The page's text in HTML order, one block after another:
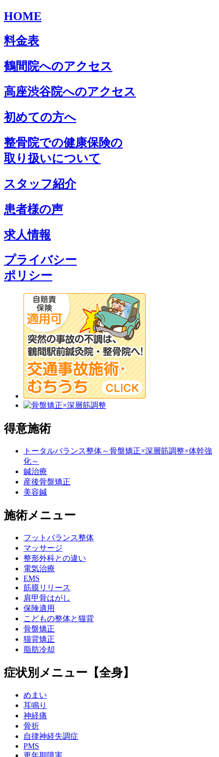
HOME
料金表
鶴間院へのアクセス
高座渋谷院へのアクセス
初めての方へ
整骨院での健康保険の
取り扱いについて
スタッフ紹介
患者様の声
求人情報
プライバシー
ポリシー
得意施術
トータルバランス整体～骨盤矯正×深層筋調整×体幹強
化～
鍼治療
産後骨盤矯正
美容鍼
施術メニュー
フットバランス整体
マッサージ
整形外科との違い
電気治療
EMS
筋膜リリース
肩甲骨はがし
保険適用
こどもの整体と猫背
骨盤矯正
猫背矯正
脂肪冷却
症状別メニュー【全身】
めまい
耳鳴り
神経痛
骨折
自律神経失調症
PMS
更年期障害